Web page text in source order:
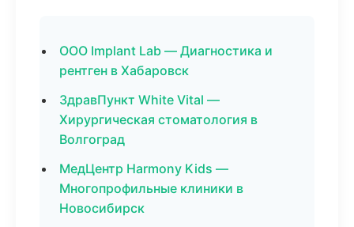
ООО Implant Lab — Диагностика и
рентген в Хабаровск
ЗдравПункт White Vital —
Хирургическая стоматология в
Волгоград
МедЦентр Harmony Kids —
Многопрофильные клиники в
Новосибирск